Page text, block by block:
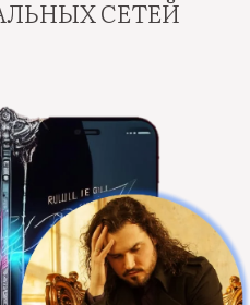
СЕТЕЙ